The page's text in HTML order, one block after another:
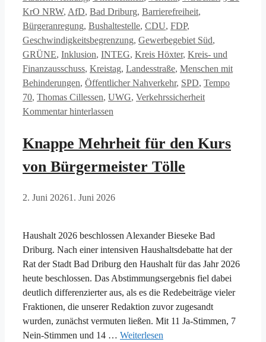
KrO NRW, AfD, Bad Driburg, Barrierefreiheit,
Bürgeranregung, Bushaltestelle, CDU, FDP,
Geschwindigkeitsbegrenzung, Gewerbegebiet Süd,
GRÜNE, Inklusion, INTEG, Kreis Höxter, Kreis- und
Finanzausschuss, Kreistag, Landesstraße, Menschen mit
Behinderungen, Öffentlicher Nahverkehr, SPD, Tempo
70, Thomas Cillessen, UWG, Verkehrssicherheit
Kommentar hinterlassen
Knappe Mehrheit für den Kurs
von Bürgermeister Tölle
2. Juni 20261. Juni 2026
Haushalt 2026 beschlossen Alexander Bieseke Bad
Driburg. Nach einer intensiven Haushaltsdebatte hat der
Rat der Stadt Bad Driburg den Haushalt für das Jahr 2026
heute beschlossen. Das Abstimmungsergebnis fiel dabei
deutlich differenzierter aus, als es die Redebeiträge vieler
Fraktionen, die unserer Redaktion zuvor zugesandt
wurden, zunächst vermuten ließen. Mit 11 Ja-Stimmen, 7
Nein-Stimmen und 14 … Weiterlesen